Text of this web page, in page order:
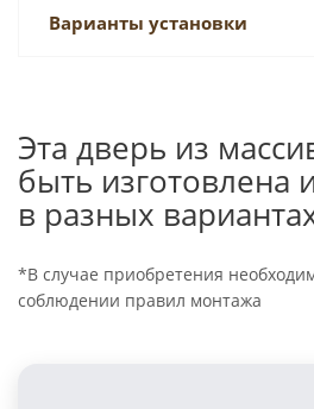
Варианты установки
Эта дверь из
быть изготовлена
в разных
*В случае приобретения
соблюдении правил монтажа